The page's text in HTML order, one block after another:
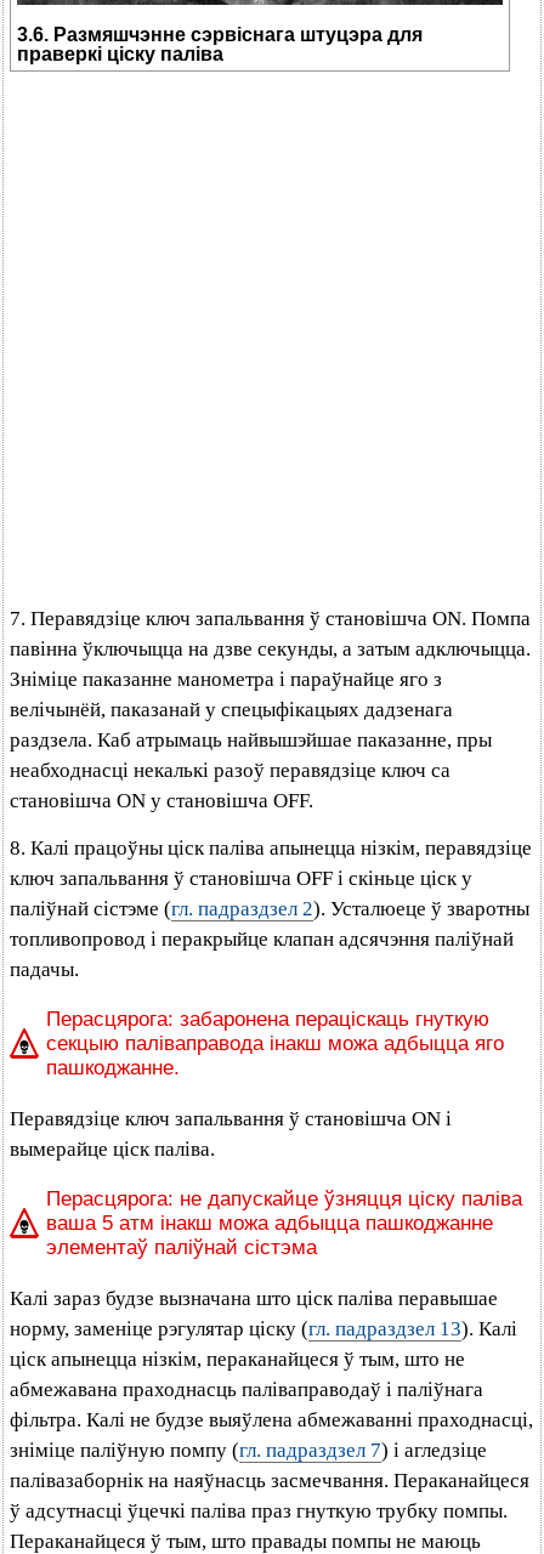
3.6. Размяшчэнне сэрвіснага штуцэра для
праверкі ціску паліва
7. Перавядзіце ключ запальвання ў становішча ON. Помпа
павінна ўключыцца на дзве секунды, а затым адключыцца.
Зніміце паказанне манометра і параўнайце яго з
велічынёй, паказанай у спецыфікацыях дадзенага
раздзела. Каб атрымаць найвышэйшае паказанне, пры
неабходнасці некалькі разоў перавядзіце ключ са
становішча ON у становішча OFF.
8. Калі працоўны ціск паліва апынецца нізкім, перавядзіце
ключ запальвання ў становішча OFF і скіньце ціск у
паліўнай сістэме (гл. падраздзел 2). Усталюеце ў зваротны
топливопровод і перакрыйце клапан адсячэння паліўнай
падачы.
Перасцярога: забаронена пераціскаць гнуткую
секцыю паліваправода інакш можа адбыцца яго
пашкоджанне.
Перавядзіце ключ запальвання ў становішча ON і
вымерайце ціск паліва.
Перасцярога: не дапускайце ўзняцця ціску паліва
ваша 5 атм інакш можа адбыцца пашкоджанне
элементаў паліўнай сістэма
Калі зараз будзе вызначана што ціск паліва перавышае
норму, заменіце рэгулятар ціску (гл. падраздзел 13). Калі
ціск апынецца нізкім, пераканайцеся ў тым, што не
абмежавана праходнасць паліваправодаў і паліўнага
фільтра. Калі не будзе выяўлена абмежаванні праходнасці,
зніміце паліўную помпу (гл. падраздзел 7) і агледзіце
палівазаборнік на наяўнасць засмечвання. Пераканайцеся
ў адсутнасці ўцечкі паліва праз гнуткую трубку помпы.
Пераканайцеся ў тым, што правады помпы не маюць